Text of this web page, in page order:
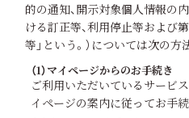
的の通知、開示対象個人情報の
ける訂正等、利用停止等および
等」という。）については次の方
（1）マイページからのお手続き
ご利用いただいているサービ
イページの案内に従ってお手続